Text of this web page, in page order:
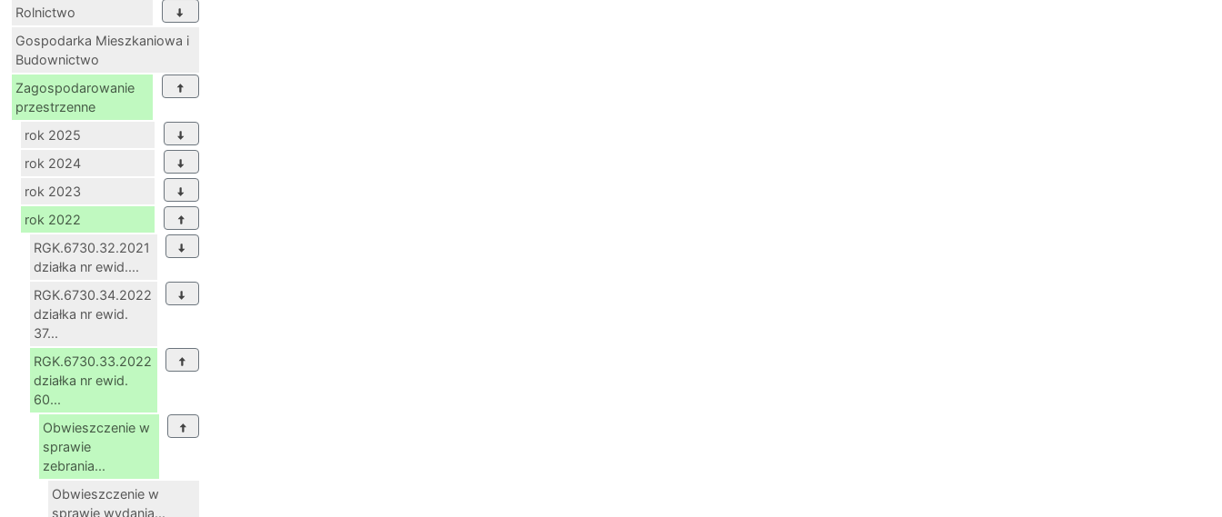
Rolnictwo
Gospodarka Mieszkaniowa i
Budownictwo
Zagospodarowanie
przestrzenne
rok 2025
rok 2024
rok 2023
rok 2022
RGK.6730.32.2021
działka nr ewid....
RGK.6730.34.2022
działka nr ewid.
37...
RGK.6730.33.2022
działka nr ewid.
60...
Obwieszczenie w
sprawie
zebrania...
Obwieszczenie w
sprawie wydania...